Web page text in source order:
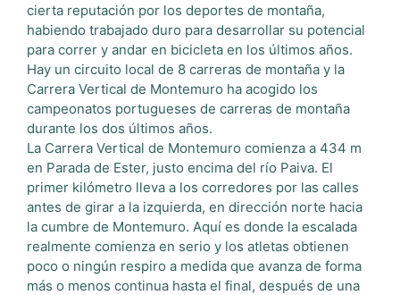
cierta reputación por los deportes de montaña,
habiendo trabajado duro para desarrollar su potencial
para correr y andar en bicicleta en los últimos años.
Hay un circuito local de 8 carreras de montaña y la
Carrera Vertical de Montemuro ha acogido los
campeonatos portugueses de carreras de montaña
durante los dos últimos años.
La Carrera Vertical de Montemuro comienza a 434 m
en Parada de Ester, justo encima del río Paiva. El
primer kilómetro lleva a los corredores por las calles
antes de girar a la izquierda, en dirección norte hacia
la cumbre de Montemuro. Aquí es donde la escalada
realmente comienza en serio y los atletas obtienen
poco o ningún respiro a medida que avanza de forma
más o menos continua hasta el final, después de una